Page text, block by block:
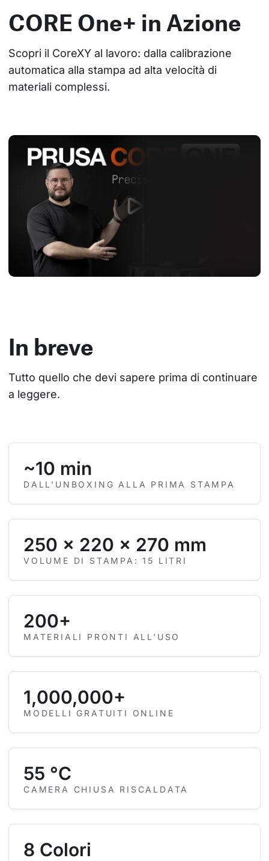
CORE One+ in Azione
Scopri il CoreXY al lavoro: dalla calibrazione
automatica alla stampa ad alta velocità di
materiali complessi.
In breve
Tutto quello che devi sapere prima di continuare
a leggere.
~10 min
DALL'UNBOXING ALLA PRIMA STAMPA
250 × 220 × 270 mm
VOLUME DI STAMPA: 15 LITRI
200+
MATERIALI PRONTI ALL'USO
1,000,000+
MODELLI GRATUITI ONLINE
55 °C
CAMERA CHIUSA RISCALDATA
8 Colori